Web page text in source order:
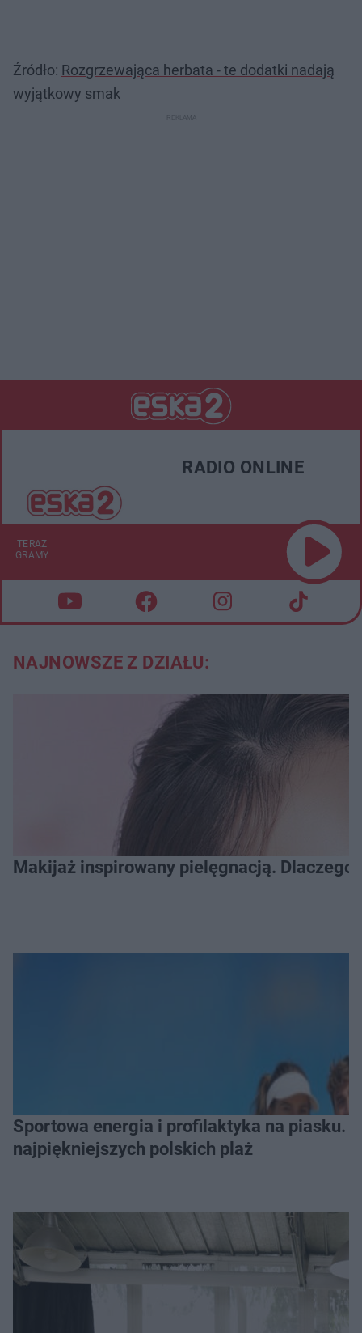
Źródło: Rozgrzewająca herbata - te dodatki nadają
wyjątkowy smak
RADIO ONLINE
TERAZ
GRAMY
NAJNOWSZE Z DZIAŁU:
Makijaż inspirowany pielęgnacją.
Sportowa energia i profilaktyka na piasku. Baltic Tour Medicover Sport odwiedzi 10
najpiękniejszych polskich plaż